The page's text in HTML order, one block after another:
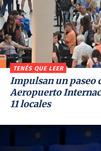
TENÉS QUE LEER
Impulsan un paseo
Aeropuerto
11 locales